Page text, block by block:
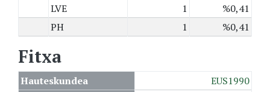
LVE
1
%0,41
PH
1 %0,41
Fitxa
Hauteskundea
EUS1990